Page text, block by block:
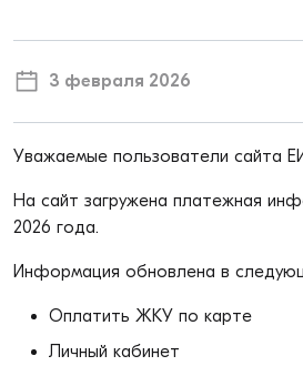
3 февраля 2026
Уважаемые пользователи сайта
На сайт загружена платежная
2026 года.
Информация обновлена в
Оплатить ЖКУ по карте
Личный кабинет